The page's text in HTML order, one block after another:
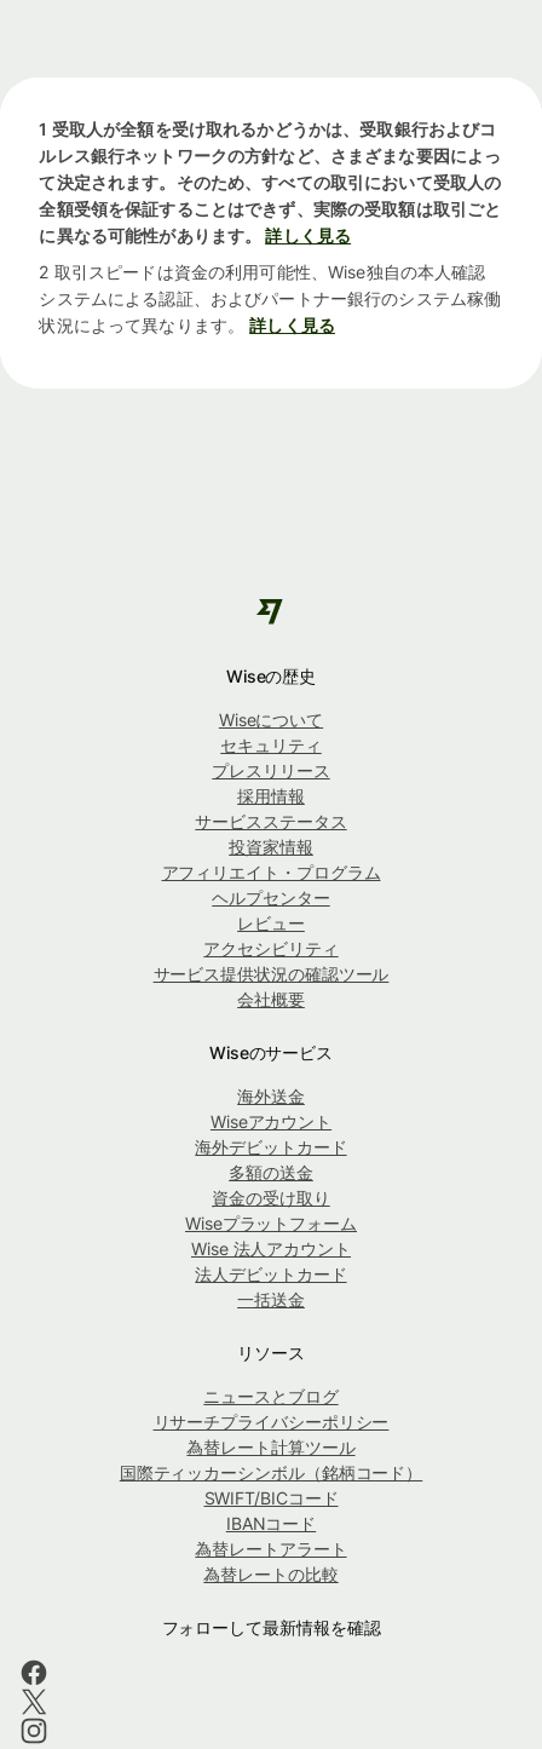
1 受取人が全額を受け取れるかどうかは、受取銀行およびコ
ルレス銀行ネットワークの方針など、さまざまな要因によっ
て決定されます。そのため、すべての取引において受取人の
全額受領を保証することはできず、実際の受取額は取引ごと
に異なる可能性があります。
詳しく見る
2 取引スピードは資金の利用可能性、Wise独自の本人確認
システムによる認証、およびパートナー銀行のシステム稼働
状況によって異なります。
詳しく見る
Wiseの歴史
Wiseについて
セキュリティ
プレスリリース
採用情報
サービスステータス
投資家情報
アフィリエイト・プログラム
ヘルプセンター
レビュー
アクセシビリティ
サービス提供状況の確認ツール
会社概要
Wiseのサービス
海外送金
Wiseアカウント
海外デビットカード
多額の送金
資金の受け取り
Wiseプラットフォーム
Wise 法人アカウント
法人デビットカード
一括送金
リソース
ニュースとブログ
リサーチプライバシーポリシー
為替レート計算ツール
国際ティッカーシンボル（銘柄コード）
SWIFT/BICコード
IBANコード
為替レートアラート
為替レートの比較
フォローして最新情報を確認